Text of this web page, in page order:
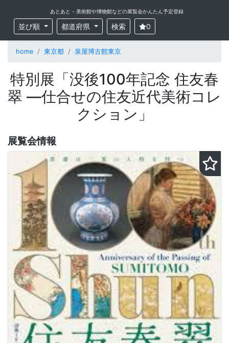
あとあと - 美術館や博物館などの展覧会かんたん予定登録
並び順 都道府県 検索 0
home 東京都 泉屋博古館東京
特別展「没後100年記念 住友春
翠 ―仕合せの住友近代美術コレ
クション」
展覧会情報